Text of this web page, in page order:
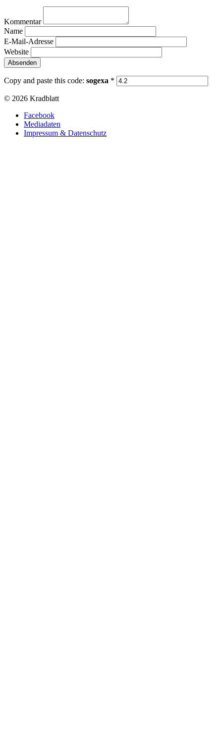
Kommentar
Name
E-Mail-Adresse
Website
Copy and paste this code: sogexa *
© 2026 Kradblatt
Facebook
Mediadaten
Impressum & Datenschutz